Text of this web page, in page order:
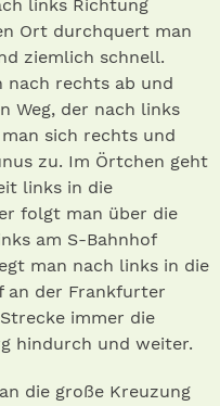
links Richtung
Ort durchquert man
ziemlich schnell.
nach rechts ab und
Weg, der nach links
sich rechts und
zu. Im Örtchen geht
links in die
folgt man über die
am S-Bahnhof
man nach links in die
an der Frankfurter
immer die
hindurch und weiter.
die große Kreuzung